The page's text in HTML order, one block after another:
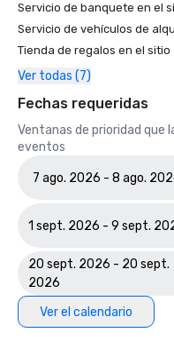
Servicio de banquete en el
Servicio de vehículos de
Tienda de regalos en el sitio
Ver todas (7)
Fechas requeridas
Ventanas de prioridad que
eventos
7 ago. 2026 - 8 ago.
1 sept. 2026 - 9 sept.
20 sept. 2026 - 20 sept.
2026
Ver el calendario